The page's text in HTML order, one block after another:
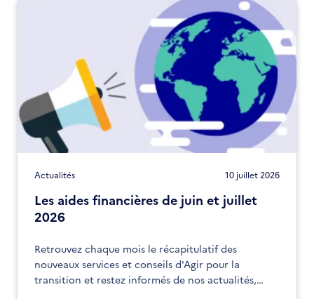
Actualités 10 juillet 2026
Les aides financières de juin et juillet
2026
Retrouvez chaque mois le récapitulatif des
nouveaux services et conseils d'Agir pour la
transition et restez informés de nos actualités,